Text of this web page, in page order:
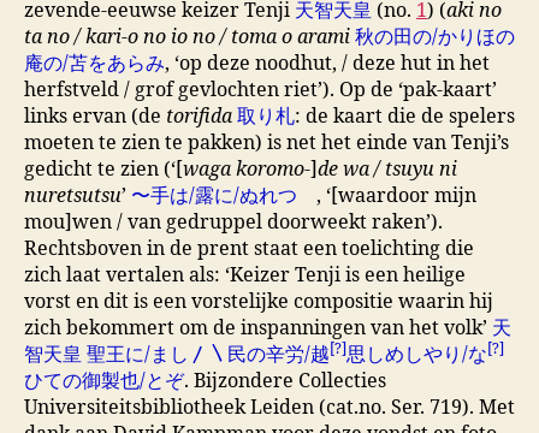
zevende-eeuwse keizer Tenji 天智天皇 (no. 1) (aki no
ta no / kari-o no io no / toma o arami 秋の田の/かりほの
庵の/苫をあらみ, ‘op deze noodhut, / deze hut in het
herfstveld / grof gevlochten riet’). Op de ‘pak-kaart’
links ervan (de torifida 取り札: de kaart die de spelers
moeten te zien te pakken) is net het einde van Tenji’s
gedicht te zien (‘[waga koromo-]de wa / tsuyu ni
nuretsutsu’ 〜手は/露に/ぬれつゝ , ‘[waardoor mijn
mou]wen / van gedruppel doorweekt raken’).
Rechtsboven in de prent staat een toelichting die
zich laat vertalen als: ‘Keizer Tenji is een heilige
vorst en dit is een vorstelijke compositie waarin hij
zich bekommert om de inspanningen van het volk’ 天
智天皇 聖王に/まし〳〵民の辛労/越 [?]思しめしやり/な [?]
ひての御製也/とぞ. Bijzondere Collecties
Universiteitsbibliotheek Leiden (cat.no. Ser. 719). Met